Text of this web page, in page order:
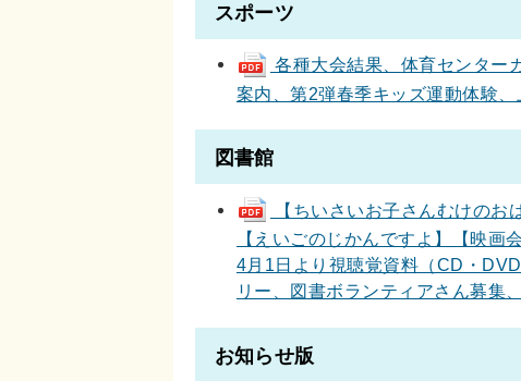
スポーツ
各種大会結果、体育センター
案内、第2弾春季キッズ運動体験
図書館
【ちいさいお子さんむけのお
【えいごのじかんですよ】【映
4月1日より視聴覚資料（CD・
リー、図書ボランティアさん募集
お知らせ版